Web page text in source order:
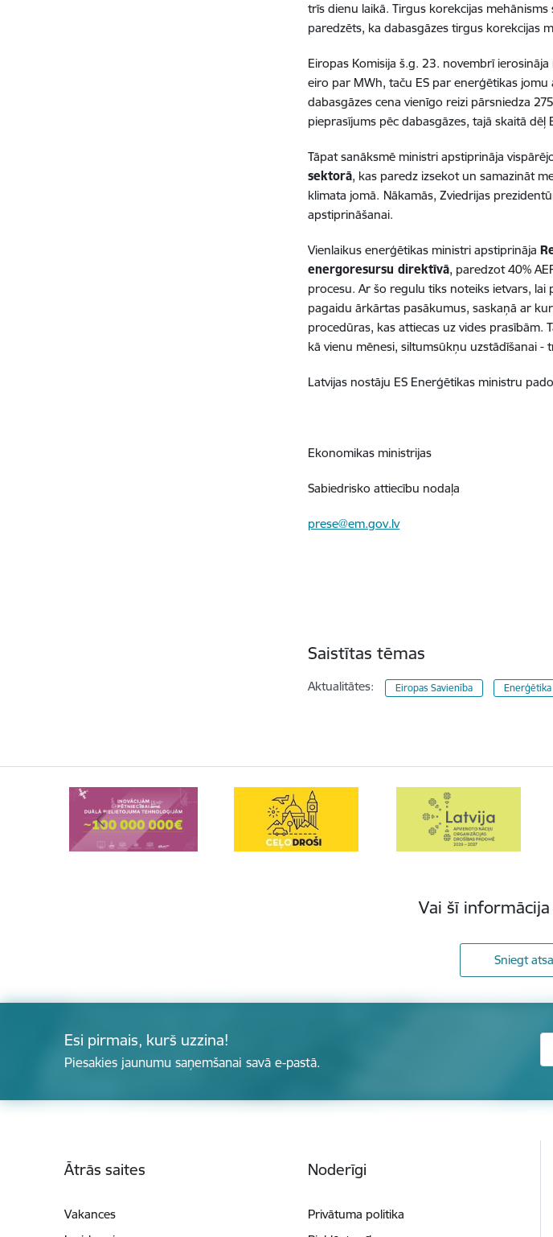
trīs dienu laikā. Tirgus korekcijas
paredzēts, ka dabasgāzes tirgus korekcijas
Eiropas Komisija š.g. 23. novembrī
eiro par MWh, taču ES par enerģētikas
dabasgāzes cena vienīgo reizi pārsniedza
pieprasījums pēc dabasgāzes, tajā skaitā
Tāpat sanāksmē ministri apstiprināja
sektorā, kas paredz izsekot un samazināt
klimata jomā. Nākamās, Zviedrijas
apstiprināšanai.
Vienlaikus enerģētikas ministri apstiprināja
energoresursu direktīvā, paredzot 40%
procesu. Ar šo regulu tiks noteiks ietvars,
pagaidu ārkārtas pasākumus, saskaņā ar
procedūras, kas attiecas uz vides prasībām.
kā vienu mēnesi, siltumsūkņu uzstādīšanai -
Latvijas nostāju ES Enerģētikas ministru
Ekonomikas ministrijas
Sabiedrisko attiecību nodaļa
prese@em.gov.lv
Saistītas tēmas
Aktualitātes: Eiropas Savienība Enerģētika
Vai šī
Sniegt
Esi pirmais, kurš uzzina!
Piesakies jaunumu saņemšanai savā e-pastā.
Ātrās saites
Vakances
Noderīgi
Privātuma politika